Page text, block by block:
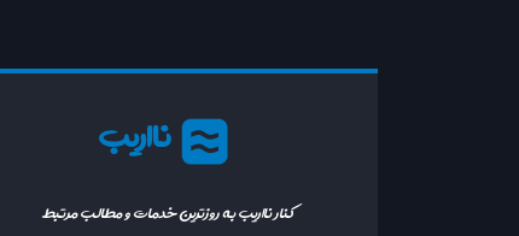
نااریب
کنار نااریب به روزترین خدمات و مطالب مرتبط